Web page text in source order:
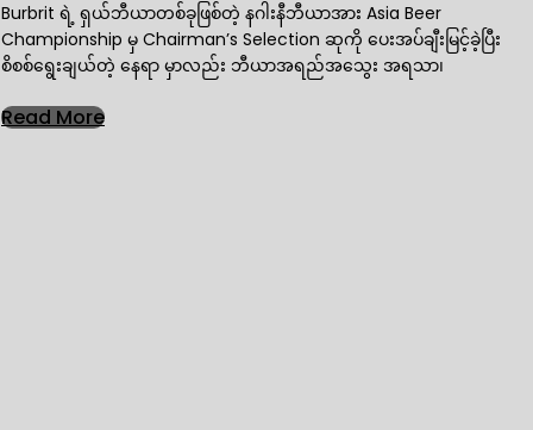
Burbrit ရဲ့ ရှယ်ဘီယာတစ်ခုဖြစ်တဲ့ နဂါးနီဘီယာအား Asia Beer
Championship မှ Chairman’s Selection ဆုကို ပေးအပ်ချီးမြင့်ခဲ့ပြီး
စိစစ်ရွေးချယ်တဲ့ နေရာ မှာလည်း ဘီယာအရည်အသွေး အရသာ၊
Read More